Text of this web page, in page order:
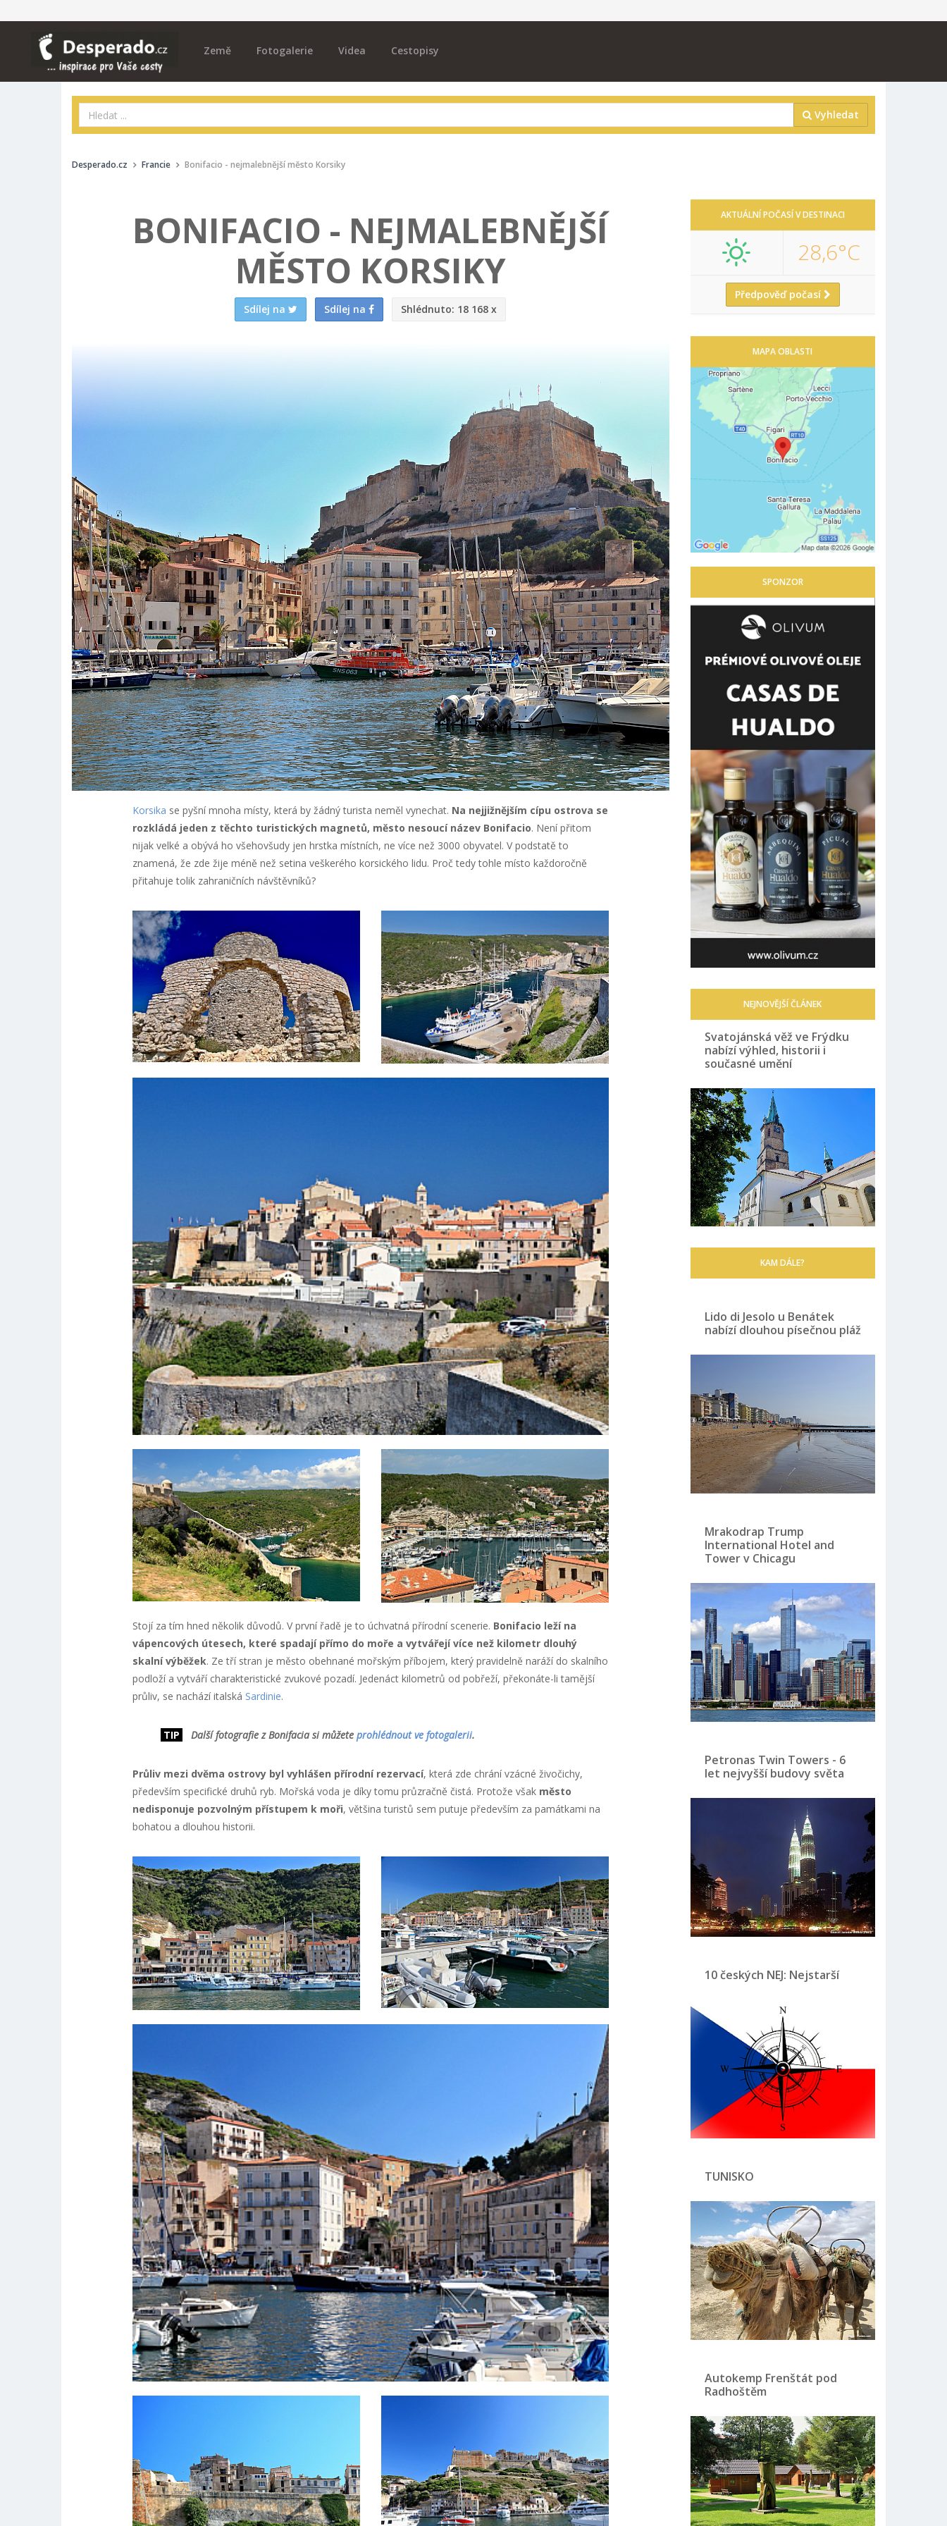
Země Fotogalerie Videa Cestopisy
Vyhledat
Desperado.cz Francie Bonifacio - nejmalebnější město Korsiky
BONIFACIO - NEJMALEBNĚJŠÍ
MĚSTO KORSIKY
Sdílej na Sdílej na Shlédnuto: 18 168 x
Korsika se pyšní mnoha místy, která by žádný turista neměl vynechat. Na nejjižnějším cípu ostrova se
rozkládá jeden z těchto turistických magnetů, město nesoucí název Bonifacio. Není přitom
nijak velké a obývá ho všehovšudy jen hrstka místních, ne více než 3000 obyvatel. V podstatě to
znamená, že zde žije méně než setina veškerého korsického lidu. Proč tedy tohle místo každoročně
přitahuje tolik zahraničních návštěvníků?
Stojí za tím hned několik důvodů. V první řadě je to úchvatná přírodní scenerie. Bonifacio leží na
vápencových útesech, které spadají přímo do moře a vytvářejí více než kilometr dlouhý
skalní výběžek. Ze tří stran je město obehnané mořským příbojem, který pravidelně naráží do skalního
podloží a vytváří charakteristické zvukové pozadí. Jedenáct kilometrů od pobřeží, překonáte-li tamější
průliv, se nachází italská Sardinie.
TIP Další fotografie z Bonifacia si můžete prohlédnout ve fotogalerii.
Průliv mezi dvěma ostrovy byl vyhlášen přírodní rezervací, která zde chrání vzácné živočichy,
především specifické druhů ryb. Mořská voda je díky tomu průzračně čistá. Protože však město
nedisponuje pozvolným přístupem k moři, většina turistů sem putuje především za památkami na
bohatou a dlouhou historii.
AKTUÁLNÍ POČASÍ V DESTINACI
28,6°C
Předpověď počasí
MAPA OBLASTI
SPONZOR
NEJNOVĚJŠÍ ČLÁNEK
Svatojánská věž ve Frýdku
nabízí výhled, historii i
současné umění
KAM DÁLE?
Lido di Jesolo u Benátek
nabízí dlouhou písečnou pláž
Mrakodrap Trump
International Hotel and
Tower v Chicagu
Petronas Twin Towers - 6
let nejvyšší budovy světa
10 českých NEJ: Nejstarší
TUNISKO
Autokemp Frenštát pod
Radhoštěm